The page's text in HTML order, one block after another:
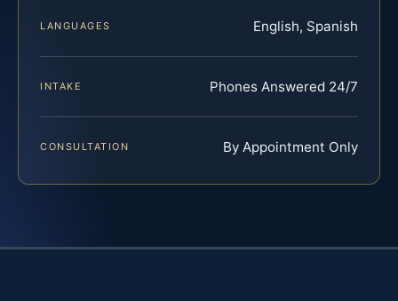
LANGUAGES English, Spanish
INTAKE Phones Answered 24/7
CONSULTATION By Appointment Only